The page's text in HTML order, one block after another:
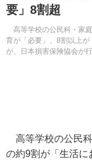
要」8割超
高等学校の公民科・家
育が「必要」、8割以上
が、日本損害保険協会が
高等学校の公民
の約9割が「生活に